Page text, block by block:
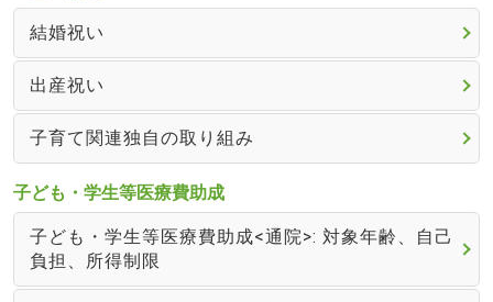
結婚祝い
出産祝い
子育て関連独自の取り組み
子ども・学生等医療費助成
子ども・学生等医療費助成<通院>: 対象年齢、自己
負担、所得制限